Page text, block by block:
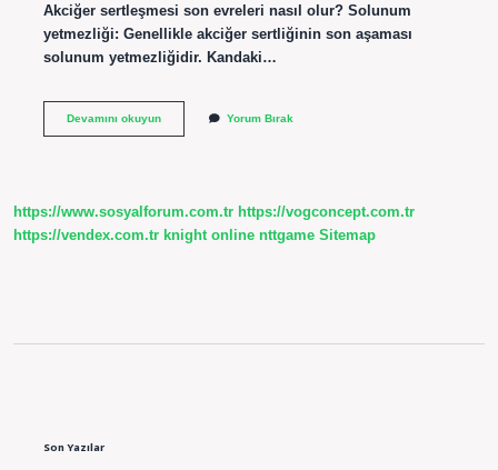
Akciğer sertleşmesi son evreleri nasıl olur? Solunum
yetmezliği: Genellikle akciğer sertliğinin son aşaması
solunum yetmezliğidir. Kandaki…
Devamını okuyunAkciğerde
Yorum Bırak
https://www.sosyalforum.com.tr https://vogconcept.com.tr
https://vendex.com.tr knight online nttgame Sitemap
Son Yazılar